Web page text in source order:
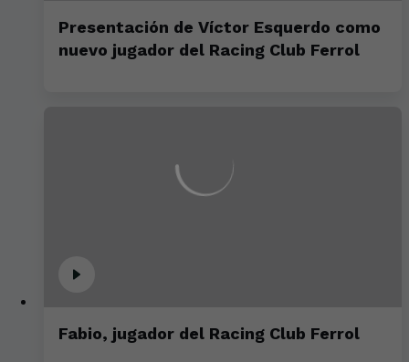
Presentación de Víctor Esquerdo como
nuevo jugador del Racing Club Ferrol
Fabio, jugador del Racing Club Ferrol